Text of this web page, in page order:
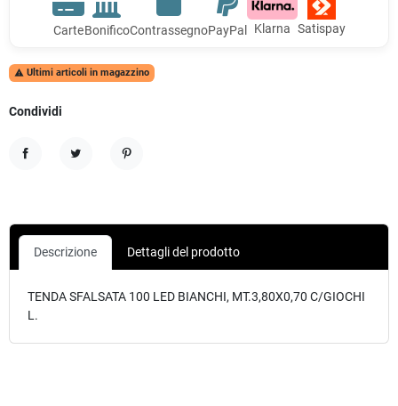
CarteBonificoContrassegnoPayPal Klarna Satispay
 Ultimi articoli in magazzino
Condividi
Descrizione Dettagli del prodotto
TENDA SFALSATA 100 LED BIANCHI, MT.3,80X0,70 C/GIOCHI
L.